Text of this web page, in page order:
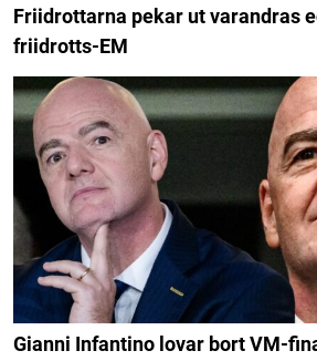
Friidrottarna pekar ut varandras
friidrotts-EM
Gianni Infantino lovar bort VM-